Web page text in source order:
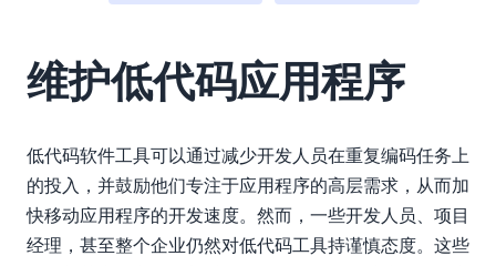
维护低代码应用程序
低代码软件工具可以通过减少开发人员在重复编码任务上
的投入，并鼓励他们专注于应用程序的高层需求，从而加
快移动应用程序的开发速度。然而，一些开发人员、项目
经理，甚至整个企业仍然对低代码工具持谨慎态度。这些